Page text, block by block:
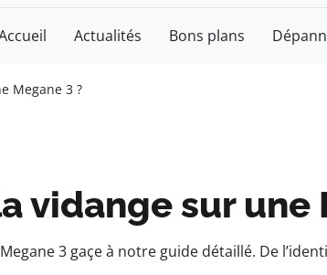
Actualités Bons plans
Megane 3 ?
vidange sur une
3 gaçe à notre guide détaillé. De